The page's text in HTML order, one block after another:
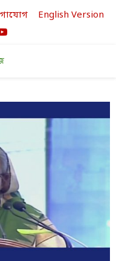
English Version
Youtube